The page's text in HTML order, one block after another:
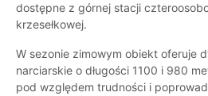
dostępne z górnej stacji
krzesełkowej.
W sezonie zimowym obiekt oferuje
narciarskie o długości 1100 i 980
pod względem trudności i